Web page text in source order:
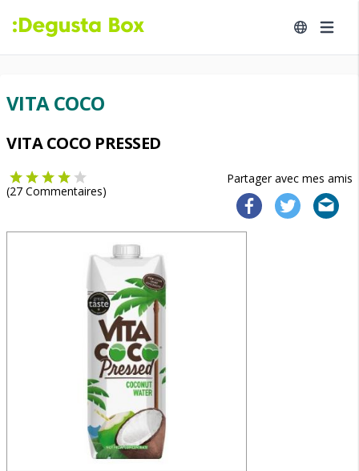
VITA COCO
VITA COCO PRESSED
Partager avec mes amis
(27 Commentaires)